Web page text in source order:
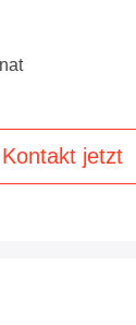
Kontakt jetzt